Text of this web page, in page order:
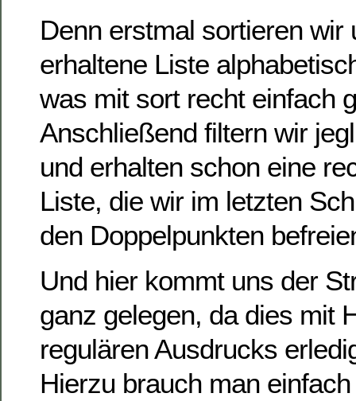
Denn erstmal sortieren wir
erhaltene Liste
was mit sort recht einfach
Anschließend filtern wir
und erhalten schon eine
Liste, die wir im letzten
den Doppelpunkten
Und hier kommt uns der
ganz gelegen, da dies mit
regulären Ausdrucks
Hierzu brauch man